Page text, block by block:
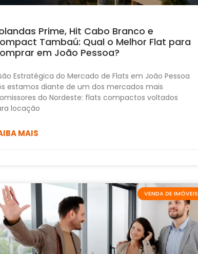
Prime, Hit Cabo Branco e
Tambaú: Qual o Melhor Flat para
em João Pessoa?
Estratégica do Mercado de Flats em João Pessoa
estamos diante de um dos mercados mais
do Nordeste: flats compactos voltados
locação
MAIS
VENDA DE IMÓVEIS